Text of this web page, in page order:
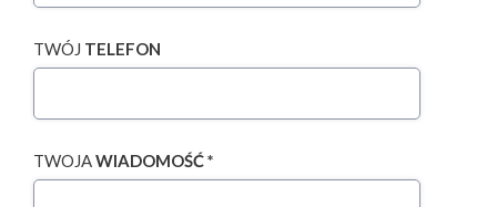
TWÓJ TELEFON
TWOJAWIADOMOŚĆ *